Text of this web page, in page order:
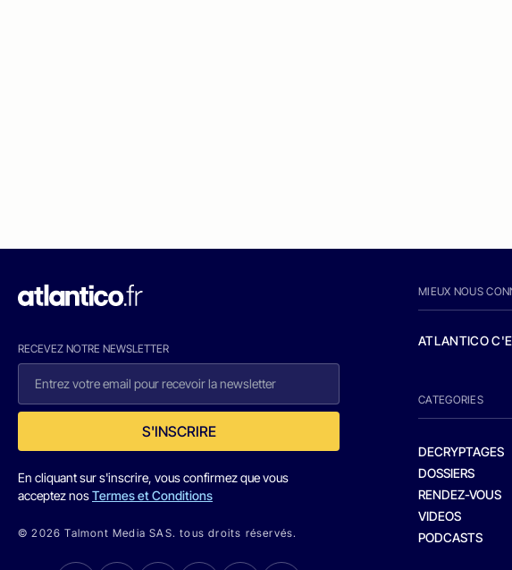
RECEVEZ NOTRE NEWSLETTER
S'INSCRIRE
En cliquant sur s'inscrire, vous confirmez que vous
acceptez nosTermes et Conditions
© 2026 Talmont Media SAS. tous droits réservés.
MIEUX NOUS
ATLANTICO
CATEGORIES
DECRYPTAGES
DOSSIERS
RENDEZ-VOUS
VIDEOS
PODCASTS